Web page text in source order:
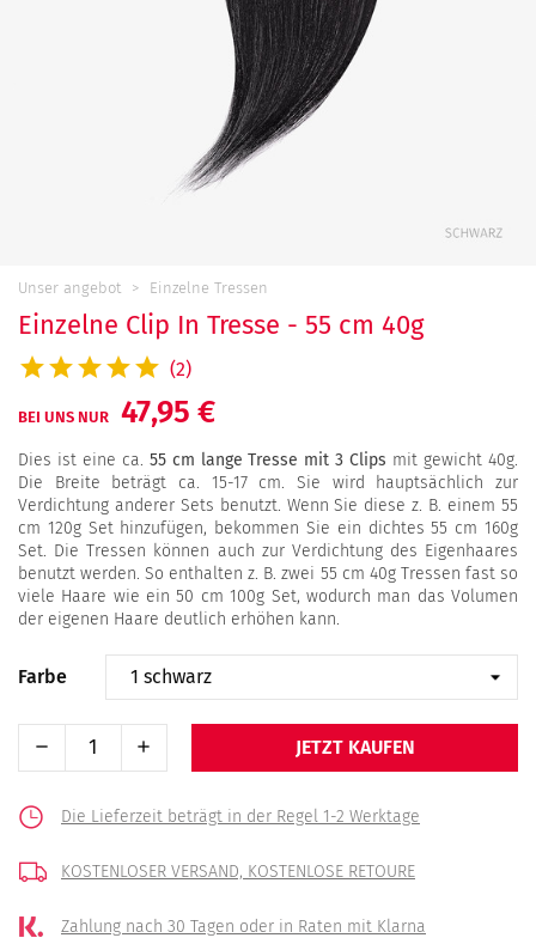
Unser angebot Einzelne Tressen
Einzelne Clip In Tresse - 55 cm 40g
(2)
BEI UNS NUR 47,95 €
Dies ist eine ca. 55 cm lange Tresse mit 3 Clips mit gewicht 40g.
Die Breite beträgt ca. 15-17 cm. Sie wird hauptsächlich zur
Verdichtung anderer Sets benutzt. Wenn Sie diese z. B. einem 55
cm 120g Set hinzufügen, bekommen Sie ein dichtes 55 cm 160g
Set. Die Tressen können auch zur Verdichtung des Eigenhaares
benutzt werden. So enthalten z. B. zwei 55 cm 40g Tressen fast so
viele Haare wie ein 50 cm 100g Set, wodurch man das Volumen
der eigenen Haare deutlich erhöhen kann.
Farbe
JETZT KAUFEN
Die Lieferzeit beträgt in der Regel 1-2 Werktage
KOSTENLOSER VERSAND, KOSTENLOSE RETOURE
Zahlung nach 30 Tagen oder in Raten mit Klarna